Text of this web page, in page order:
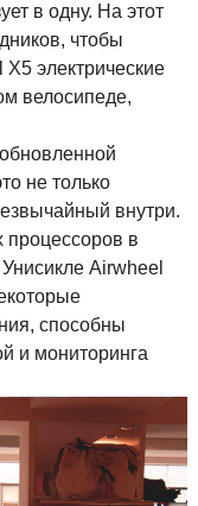
в одну. На этот
чтобы
электрические
велосипеде,
не только
внутри.
в
Airwheel
способны
и мониторинга